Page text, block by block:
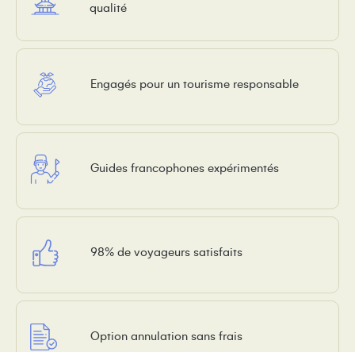
qualité
Engagés pour un tourisme responsable
Guides francophones expérimentés
98% de voyageurs satisfaits
Option annulation sans frais